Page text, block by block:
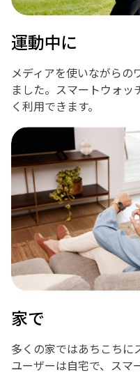
運動中に
メディアを使いながらの
ました。スマートウォッ
く利用できます。
家で
多くの家ではあちこちに
ユーザーは自宅で、スマ